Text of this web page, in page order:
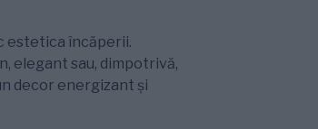
estetica încăperii.
elegant sau, dimpotrivă,
decor energizant şi